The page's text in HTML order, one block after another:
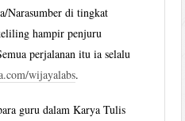
Narasumber di tingkat
hampir penjuru
perjalanan itu ia selalu
wijayalabs.
guru dalam Karya Tulis